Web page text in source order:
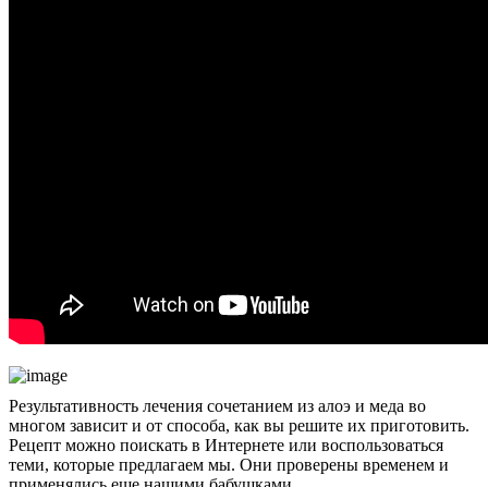
Результативность лечения сочетанием из алоэ и меда во
многом зависит и от способа, как вы решите их приготовить.
Рецепт можно поискать в Интернете или воспользоваться
теми, которые предлагаем мы. Они проверены временем и